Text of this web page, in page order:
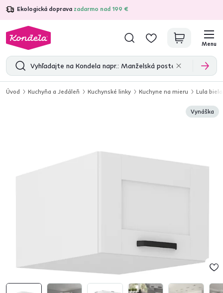
Ekologická doprava zadarmo nad 199 €
4,7 31 211overených produktových recenzií
Menu
Úvod Kuchyňa a Jedáleň Kuchynské linky Kuchyne na mieru Lula biela
Vynáška